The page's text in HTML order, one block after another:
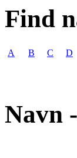
Find
A B C D
Navn